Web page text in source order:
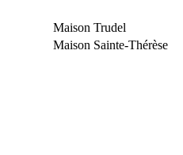
Maison Trudel
Maison Sainte-Thérèse